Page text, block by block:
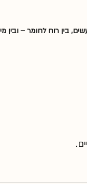
בין רוח לחומר – ובין